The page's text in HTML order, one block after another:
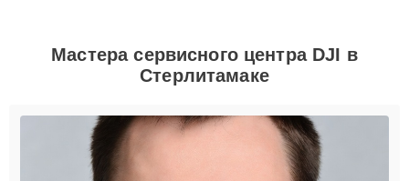
Мастера сервисного центра DJI в
Стерлитамаке